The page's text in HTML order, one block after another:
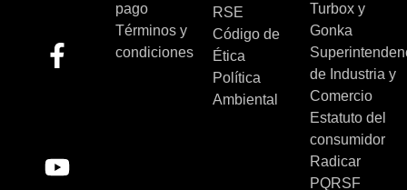
pago
Términos y
condiciones
RSE
Código de
Ética
Política
Ambiental
Turbox y
Gonka
de Industria y
Comercio
Estatuto del
consumidor
Radicar
PQRSF